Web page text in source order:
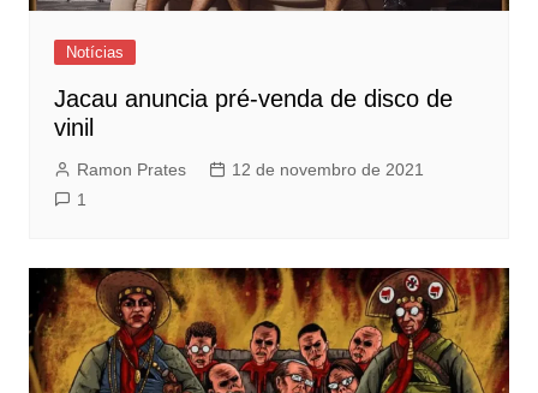
Notícias
Jacau anuncia pré-venda de disco de
vinil
Ramon Prates
12 de novembro de 2021
1